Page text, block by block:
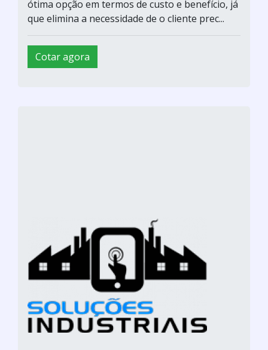
ótima opção em termos de custo e benefício, já
que elimina a necessidade de o cliente prec...
Cotar agora